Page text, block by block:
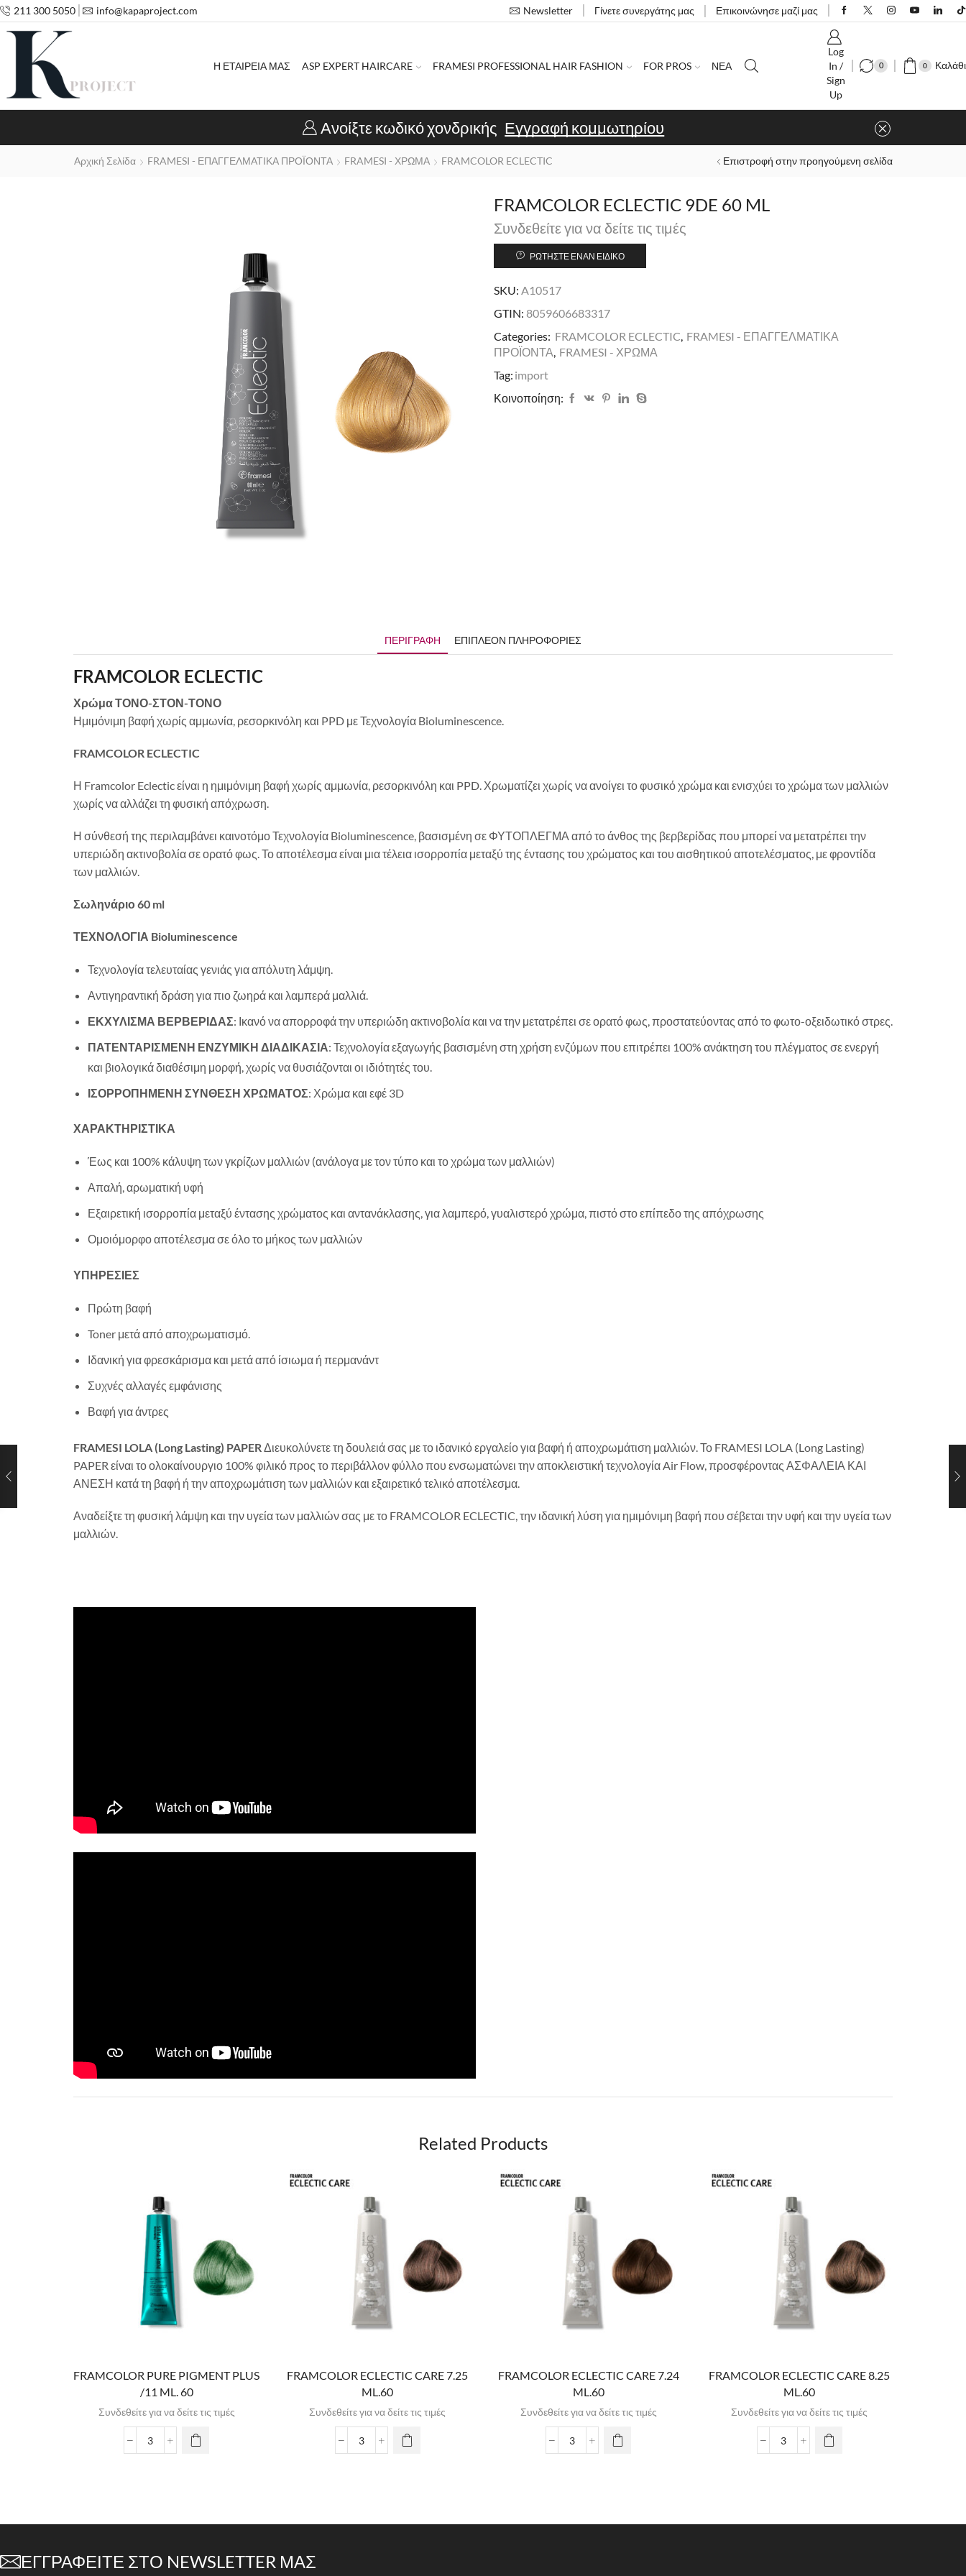
211 300 5050 info@kapaproject.com Newsletter Γίνετε συνεργάτης μας Επικοινώνησε μαζί μας
Η ΕΤΑΙΡΕΙΑ ΜΑΣ ASP EXPERT HAIRCARE FRAMESI PROFESSIONAL HAIR FASHION FOR PROS ΝΕΑ
Log
In /
Sign
Up
0 0 Καλάθι
Ανοίξτε κωδικό χονδρικής Εγγραφή κομμωτηρίου
Αρχική Σελίδα FRAMESI - ΕΠΑΓΓΕΛΜΑΤΙΚΑ ΠΡΟΪΟΝΤΑ FRAMESI - ΧΡΩΜΑ FRAMCOLOR ECLECTIC Επιστροφή στην προηγούμενη σελίδα
FRAMCOLOR ECLECTIC 9DE 60 ML
Συνδεθείτε για να δείτε τις τιμές
ΡΩΤΉΣΤΕ ΈΝΑΝ ΕΙΔΙΚΌ
SKU: A10517
GTIN: 8059606683317
Categories: FRAMCOLOR ECLECTIC FRAMESI - ΕΠΑΓΓΕΛΜΑΤΙΚΑ
ΠΡΟΪΟΝΤΑ FRAMESI - ΧΡΩΜΑ
Tag: import
Κοινοποίηση:
ΠΕΡΙΓΡΑΦΉ ΕΠΙΠΛΈΟΝ ΠΛΗΡΟΦΟΡΊΕΣ
FRAMCOLOR ECLECTIC
Χρώμα ΤΟΝΟ-ΣΤΟΝ-ΤΟΝΟ
Ημιμόνιμη βαφή χωρίς αμμωνία, ρεσορκινόλη και PPD με Τεχνολογία Bioluminescence.
FRAMCOLOR ECLECTIC
Η Framcolor Eclectic είναι η ημιμόνιμη βαφή χωρίς αμμωνία, ρεσορκινόλη και PPD. Χρωματίζει χωρίς να ανοίγει το φυσικό χρώμα και ενισχύει το χρώμα των μαλλιών
χωρίς να αλλάζει τη φυσική απόχρωση.
Η σύνθεσή της περιλαμβάνει καινοτόμο Τεχνολογία Bioluminescence, βασισμένη σε ΦΥΤΟΠΛΕΓΜΑ από το άνθος της βερβερίδας που μπορεί να μετατρέπει την
υπεριώδη ακτινοβολία σε ορατό φως. Το αποτέλεσμα είναι μια τέλεια ισορροπία μεταξύ της έντασης του χρώματος και του αισθητικού αποτελέσματος, με φροντίδα
των μαλλιών.
Σωληνάριο 60 ml
ΤΕΧΝΟΛΟΓΙΑ Bioluminescence
Τεχνολογία τελευταίας γενιάς για απόλυτη λάμψη.
Αντιγηραντική δράση για πιο ζωηρά και λαμπερά μαλλιά.
ΕΚΧΥΛΙΣΜΑ ΒΕΡΒΕΡΙΔΑΣ: Ικανό να απορροφά την υπεριώδη ακτινοβολία και να την μετατρέπει σε ορατό φως, προστατεύοντας από το φωτο-οξειδωτικό στρες.
ΠΑΤΕΝΤΑΡΙΣΜΕΝΗ ΕΝΖΥΜΙΚΗ ΔΙΑΔΙΚΑΣΙΑ: Τεχνολογία εξαγωγής βασισμένη στη χρήση ενζύμων που επιτρέπει 100% ανάκτηση του πλέγματος σε ενεργή
και βιολογικά διαθέσιμη μορφή, χωρίς να θυσιάζονται οι ιδιότητές του.
ΙΣΟΡΡΟΠΗΜΕΝΗ ΣΥΝΘΕΣΗ ΧΡΩΜΑΤΟΣ: Χρώμα και εφέ 3D
ΧΑΡΑΚΤΗΡΙΣΤΙΚΑ
Έως και 100% κάλυψη των γκρίζων μαλλιών (ανάλογα με τον τύπο και το χρώμα των μαλλιών)
Απαλή, αρωματική υφή
Εξαιρετική ισορροπία μεταξύ έντασης χρώματος και αντανάκλασης, για λαμπερό, γυαλιστερό χρώμα, πιστό στο επίπεδο της απόχρωσης
Ομοιόμορφο αποτέλεσμα σε όλο το μήκος των μαλλιών
ΥΠΗΡΕΣΙΕΣ
Πρώτη βαφή
Toner μετά από αποχρωματισμό.
Ιδανική για φρεσκάρισμα και μετά από ίσιωμα ή περμανάντ
Συχνές αλλαγές εμφάνισης
Βαφή για άντρες
FRAMESI LOLA (Long Lasting) PAPER Διευκολύνετε τη δουλειά σας με το ιδανικό εργαλείο για βαφή ή αποχρωμάτιση μαλλιών. Το FRAMESI LOLA (Long Lasting)
PAPER είναι το ολοκαίνουργιο 100% φιλικό προς το περιβάλλον φύλλο που ενσωματώνει την αποκλειστική τεχνολογία Air Flow, προσφέροντας ΑΣΦΑΛΕΙΑ ΚΑΙ
ΑΝΕΣΗ κατά τη βαφή ή την αποχρωμάτιση των μαλλιών και εξαιρετικό τελικό αποτέλεσμα.
Αναδείξτε τη φυσική λάμψη και την υγεία των μαλλιών σας με το FRAMCOLOR ECLECTIC, την ιδανική λύση για ημιμόνιμη βαφή που σέβεται την υφή και την υγεία των
μαλλιών.
Related Products
FRAMCOLOR PURE PIGMENT PLUS
/11 ML. 60
Συνδεθείτε για να δείτε τις τιμές
FRAMCOLOR ECLECTIC CARE 7.25
ML.60
Συνδεθείτε για να δείτε τις τιμές
FRAMCOLOR ECLECTIC CARE 7.24
ML.60
Συνδεθείτε για να δείτε τις τιμές
FRAMCOLOR ECLECTIC CARE 8.25
ML.60
Συνδεθείτε για να δείτε τις τιμές
ΕΓΓΡΑΦΕΊΤΕ ΣΤΟ NEWSLETTER ΜΑΣ